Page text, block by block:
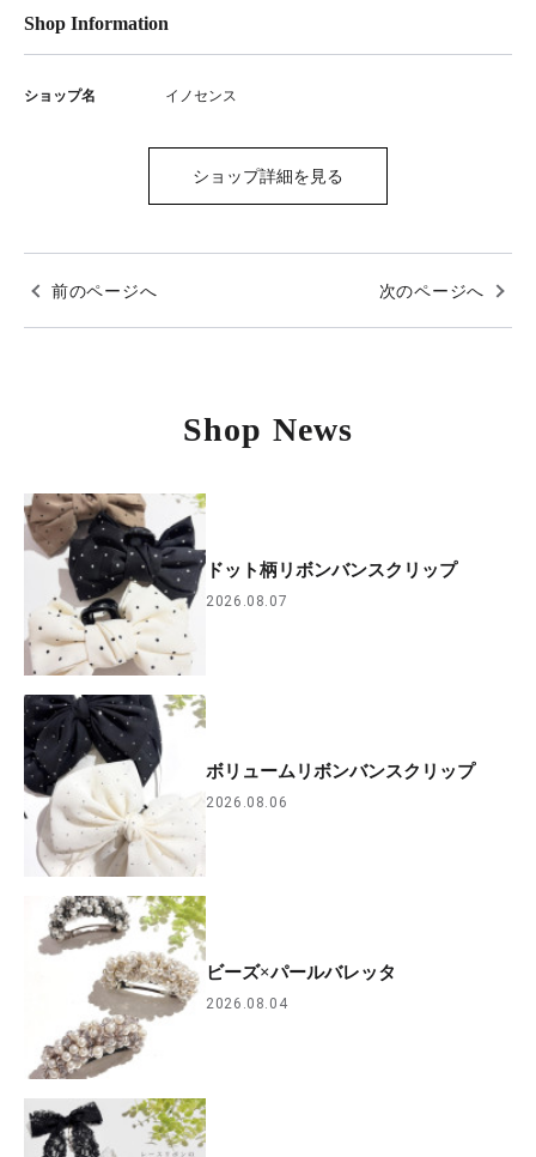
Shop Information
ショップ名 イノセンス
ショップ詳細を見る
前のページへ 次のページへ
Shop News
ドット柄リボンバンスクリップ
2026.08.07
ボリュームリボンバンスクリップ
2026.08.06
ビーズ×パールバレッタ
2026.08.04